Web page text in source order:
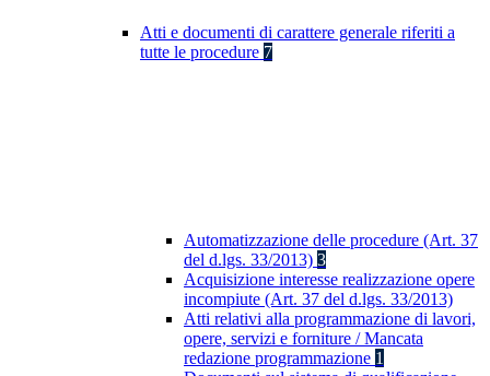
Atti e documenti di carattere generale riferiti a
tutte le procedure 7
Automatizzazione delle procedure (Art. 37
del d.lgs. 33/2013) 3
Acquisizione interesse realizzazione opere
incompiute (Art. 37 del d.lgs. 33/2013)
Atti relativi alla programmazione di lavori,
opere, servizi e forniture / Mancata
redazione programmazione 1